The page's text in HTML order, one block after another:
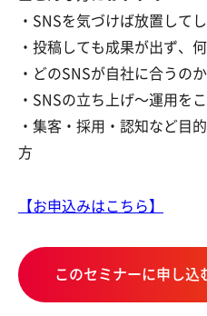
・SNSを気づけば放置して
・投稿しても成果が出ず、
・どのSNSが自社に合うの
・SNSの立ち上げ〜運用を
・集客・採用・認知など目
方
【お申込みはこちら】
このセミナーに申し込